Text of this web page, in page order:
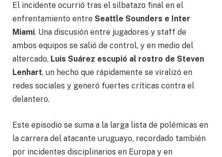
El incidente ocurrió tras el silbatazo final en el
enfrentamiento entre Seattle Sounders e Inter
Miami. Una discusión entre jugadores y staff de
ambos equipos se salió de control, y en medio del
altercado, Luis Suárez escupió al rostro de Steven
Lenhart, un hecho que rápidamente se viralizó en
redes sociales y generó fuertes críticas contra el
delantero.
Este episodio se suma a la larga lista de polémicas en
la carrera del atacante uruguayo, recordado también
por incidentes disciplinarios en Europa y en